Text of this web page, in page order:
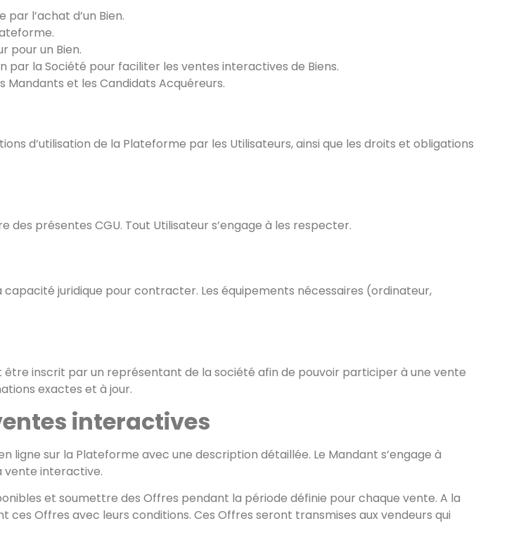
l’achat d’un Bien.
pour un Bien.
par la Société pour faciliter les ventes interactives de Biens.
Mandants et les Candidats Acquéreurs.
d’utilisation de la Plateforme par les Utilisateurs, ainsi que les droits et obligations
présentes CGU. Tout Utilisateur s’engage à les respecter.
juridique pour contracter. Les équipements nécessaires (ordinateur,
inscrit par un représentant de la société afin de pouvoir participer à une vente
exactes et à jour.
interactives
ligne sur la Plateforme avec une description détaillée. Le Mandant s’engage à
vente interactive.
et soumettre des Offres pendant la période définie pour chaque vente. A la
Offres avec leurs conditions. Ces Offres seront transmises aux vendeurs qui